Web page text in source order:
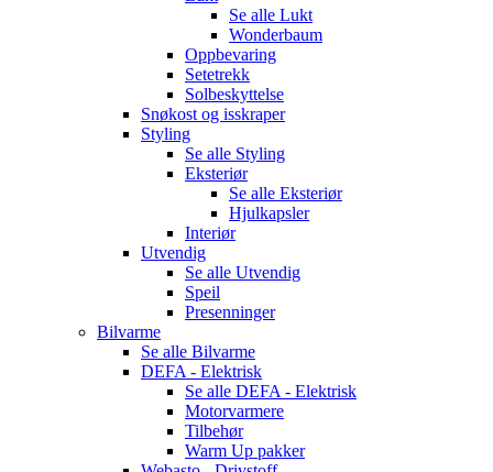
Se alle Lukt
Wonderbaum
Oppbevaring
Setetrekk
Solbeskyttelse
Snøkost og isskraper
Styling
Se alle Styling
Eksteriør
Se alle Eksteriør
Hjulkapsler
Interiør
Utvendig
Se alle Utvendig
Speil
Presenninger
Bilvarme
Se alle Bilvarme
DEFA - Elektrisk
Se alle DEFA - Elektrisk
Motorvarmere
Tilbehør
Warm Up pakker